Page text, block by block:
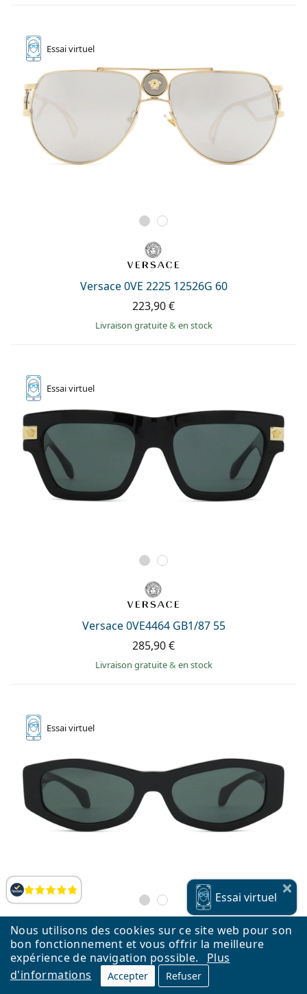
Nous utilisons des cookies sur ce site web pour son
bon fonctionnement et vous offrir la meilleure
expérience de navigation possible.
Plus
d'informations
Accepter Refuser
Évaluation
Essaivirtuel
Versace 0VE 2225 12526G 60
223,90 €
Livraison gratuite& en stock
Essaivirtuel
Versace 0VE4464 GB1/87 55
285,90 €
Livraison gratuite& en stock
Essaivirtuel
Versace 0VE 4487 GB1/87 54
169,90 €
Essai virtuel